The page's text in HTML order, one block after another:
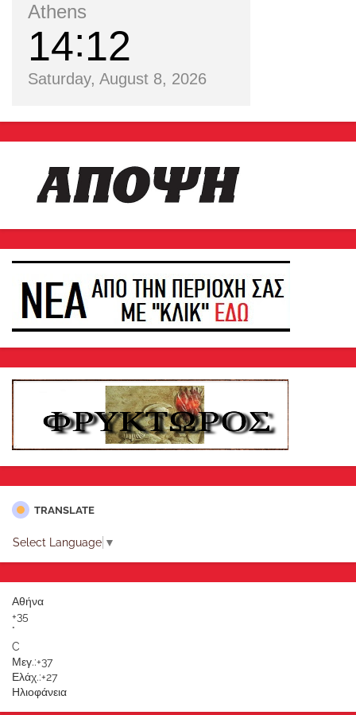
Athens
14 12
Saturday, August 8, 2026
TRANSLATE
Select Language ▼
Αθήνα
+35
°
C
Μεγ.:+37
Ελάχ.:+27
Ηλιοφάνεια